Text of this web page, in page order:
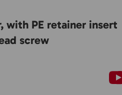
with PE retainer insert
screw